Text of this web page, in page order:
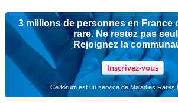
3 millions de personnes en France
rare. Ne restez pas
Rejoignez la
Inscrivez-vous
Ce forum est un service de Maladies Rares